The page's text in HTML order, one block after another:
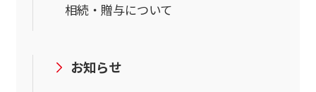
相続・贈与について
お知らせ